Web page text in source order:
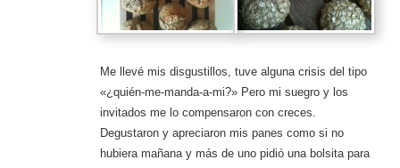
Me llevé mis disgustillos, tuve alguna crisis del tipo
«¿quién-me-manda-a-mi?» Pero mi suegro y los
invitados me lo compensaron con creces.
Degustaron y apreciaron mis panes como si no
hubiera mañana y más de uno pidió una bolsita para